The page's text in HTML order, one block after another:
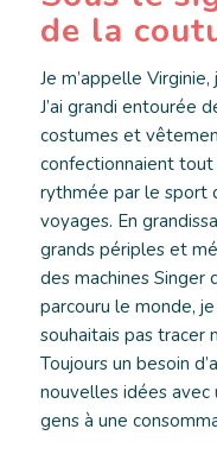
de la
Je m’appelle
J’ai grandi entourée
costumes et
confectionnaient
rythmée par le sport
voyages. En
grands périples et
des machines Singer
parcouru le monde,
souhaitais pas tracer
Toujours un besoin
nouvelles idées avec
gens à une